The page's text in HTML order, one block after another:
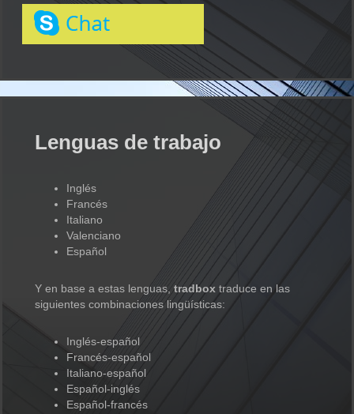
Lenguas de trabajo
Inglés
Francés
Italiano
Valenciano
Español
Y en base a estas lenguas, tradbox traduce en las
siguientes combinaciones lingüísticas:
Inglés-español
Francés-español
Italiano-español
Español-inglés
Español-francés